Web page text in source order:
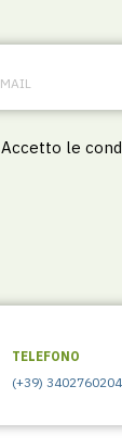
Accetto le
TELEFONO
(+39) 3402760204